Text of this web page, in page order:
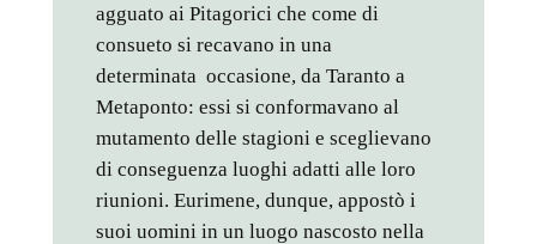
agguato ai Pitagorici che come di
consueto si recavano in una
determinata occasione, da Taranto a
Metaponto: essi si conformavano al
mutamento delle stagioni e sceglievano
di conseguenza luoghi adatti alle loro
riunioni. Eurimene, dunque, appostò i
suoi uomini in un luogo nascosto nella